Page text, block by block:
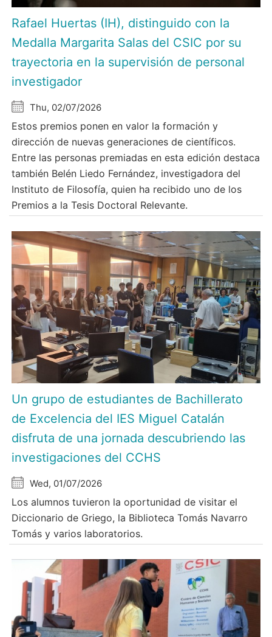
Rafael Huertas (IH), distinguido con la
Medalla Margarita Salas del CSIC por su
trayectoria en la supervisión de personal
investigador
Thu, 02/07/2026
Estos premios ponen en valor la formación y
dirección de nuevas generaciones de científicos.
Entre las personas premiadas en esta edición destaca
también Belén Liedo Fernández, investigadora del
Instituto de Filosofía, quien ha recibido uno de los
Premios a la Tesis Doctoral Relevante.
Un grupo de estudiantes de Bachillerato
de Excelencia del IES Miguel Catalán
disfruta de una jornada descubriendo las
investigaciones del CCHS
Wed, 01/07/2026
Los alumnos tuvieron la oportunidad de visitar el
Diccionario de Griego, la Biblioteca Tomás Navarro
Tomás y varios laboratorios.